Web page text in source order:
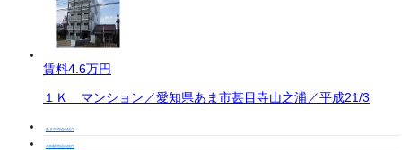
賃料4.6万円
１Ｋ マンション／愛知県あま市甚目寺山之浦／平成21/3
あま市周辺の物件
木田駅周辺の物件